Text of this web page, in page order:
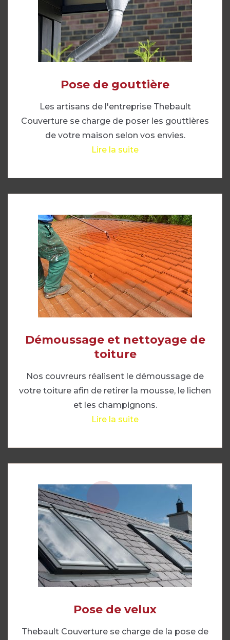
Pose de gouttière
Les artisans de l'entreprise Thebault
Couverture se charge de poser les gouttières
de votre maison selon vos envies.
Lire la suite
Démoussage et nettoyage de
toiture
Nos couvreurs réalisent le démoussage de
votre toiture afin de retirer la mousse, le lichen
et les champignons.
Lire la suite
Pose de velux
Thebault Couverture se charge de la pose de